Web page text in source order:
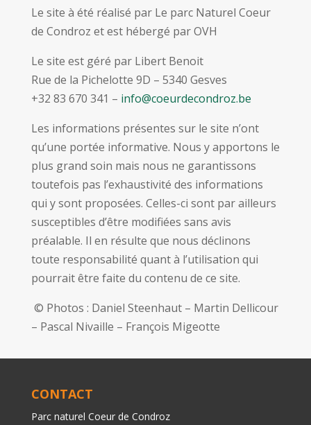
Le site à été réalisé par Le parc Naturel Coeur
de Condroz et est hébergé par OVH
Le site est géré par Libert Benoit
Rue de la Pichelotte 9D – 5340 Gesves
+32 83 670 341 – info@coeurdecondroz.be
Les informations présentes sur le site n’ont
qu’une portée informative. Nous y apportons le
plus grand soin mais nous ne garantissons
toutefois pas l’exhaustivité des informations
qui y sont proposées. Celles-ci sont par ailleurs
susceptibles d’être modifiées sans avis
préalable. Il en résulte que nous déclinons
toute responsabilité quant à l’utilisation qui
pourrait être faite du contenu de ce site.
© Photos : Daniel Steenhaut – Martin Dellicour
– Pascal Nivaille – François Migeotte
CONTACT
Parc naturel Coeur de Condroz